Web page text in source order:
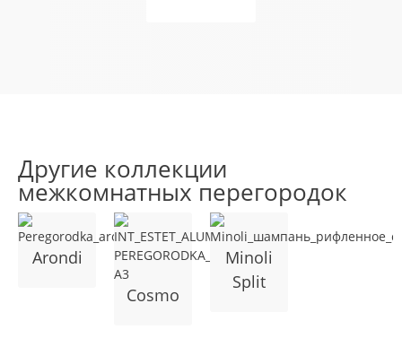
Другие коллекции
межкомнатных перегородок
Arondi
Cosmo
Minoli
Split